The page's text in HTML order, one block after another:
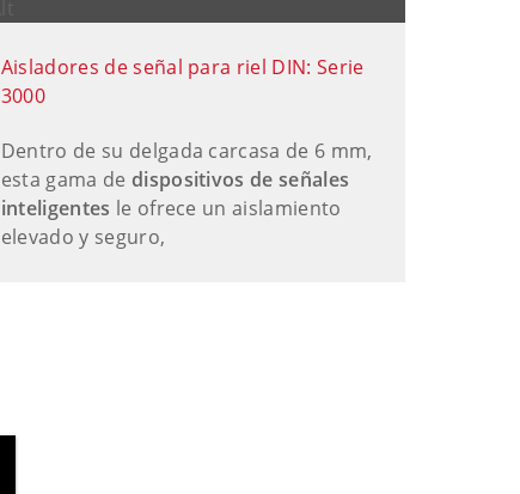
Aisladores de señal para riel DIN: Serie
3000
Dentro de su delgada carcasa de 6 mm,
esta gama de dispositivos de señales
inteligentes le ofrece un aislamiento
elevado y seguro,